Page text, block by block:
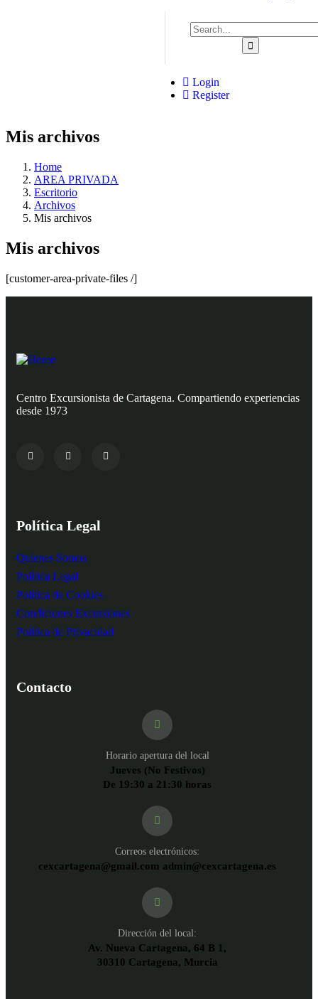
Login
Register
Mis archivos
Home
AREA PRIVADA
Escritorio
Archivos
Mis archivos
Mis archivos
[customer-area-private-files /]
Centro Excursionista de Cartagena. Compartiendo experiencias
desde 1973
Política Legal
Quienes Somos
Política Legal
Política de Cookies
Condiciones Excursiones
Política de Privacidad
Contacto
Horario apertura del local
Jueves (No Festivos)
De 19:30 a 21:30 horas
Correos electrónicos:
cexcartagena@gmail.com admin@cexcartagena.es
Dirección del local:
Av. Nueva Cartagena, 64 B 1,
30310 Cartagena, Murcia